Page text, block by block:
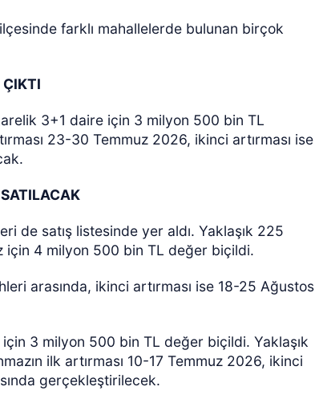
farklı mahallelerde bulunan birçok
ÇIKTI
3+1 daire için 3 milyon 500 bin TL
23-30 Temmuz 2026, ikinci artırması ise
de satış listesinde yer aldı. Yaklaşık 225
için 4 milyon 500 bin TL değer biçildi.
arasında, ikinci artırması ise 18-25 Ağustos
3 milyon 500 bin TL değer biçildi. Yaklaşık
ilk artırması 10-17 Temmuz 2026, ikinci
gerçekleştirilecek.